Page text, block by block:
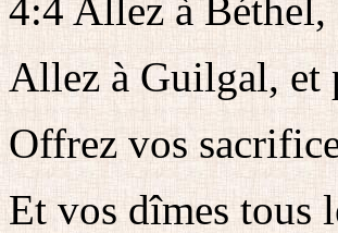
4:4 Allez à Béthel,
Allez à Guilgal, et
Offrez vos
Et vos dîmes tous